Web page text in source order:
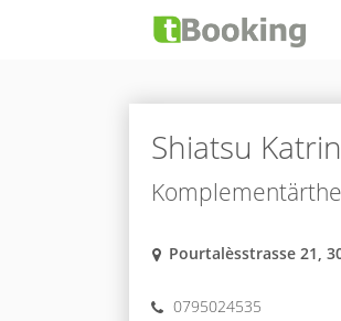
Shiatsu
Pourtalèsstrasse 21,
0795024535